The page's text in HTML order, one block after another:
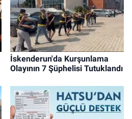
İskenderun'da Kurşunlama
Olayının 7 Şüphelisi Tutuklandı